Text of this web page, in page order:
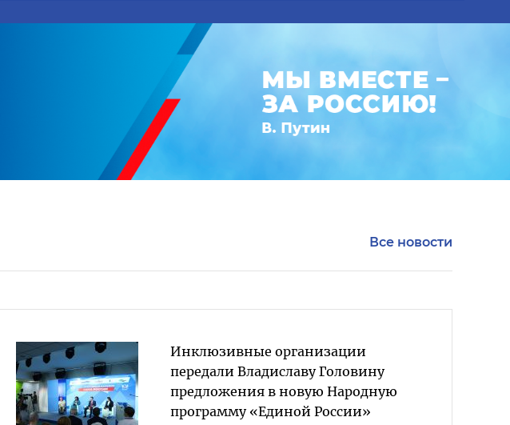
Все новости
Инклюзивные организации
передали Владиславу Головину
предложения в новую Народную
программу «Единой России»